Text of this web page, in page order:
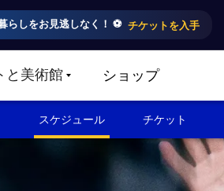
らしをお見逃しなく！ ⚽️ チケットを入手
と美術館
LABEL.SHARE.CARETDOWNショップ
スケジュール チケット